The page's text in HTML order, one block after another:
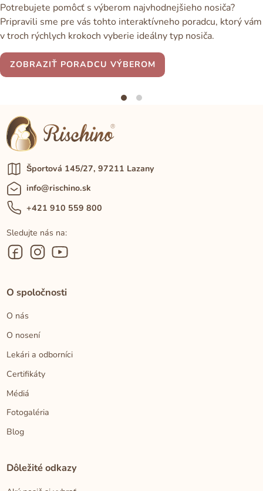
Potrebujete pomôcť s výberom najvhodnejšieho nosiča?
Pripravili sme pre vás tohto interaktívneho poradcu, ktorý vám
v troch rýchlych krokoch vyberie ideálny typ nosiča.
ZOBRAZIŤ PORADCU VÝBEROM
Športová 145/27, 97211 Lazany
info@rischino.sk
+421 910 559 800
Sledujte nás na:
O spoločnosti
O nás
O nosení
Lekári a odborníci
Certifikáty
Médiá
Fotogaléria
Blog
Dôležité odkazy